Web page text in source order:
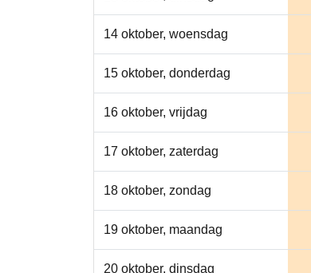
14 oktober, woensdag
15 oktober, donderdag
16 oktober, vrijdag
17 oktober, zaterdag
18 oktober, zondag
19 oktober, maandag
20 oktober, dinsdag